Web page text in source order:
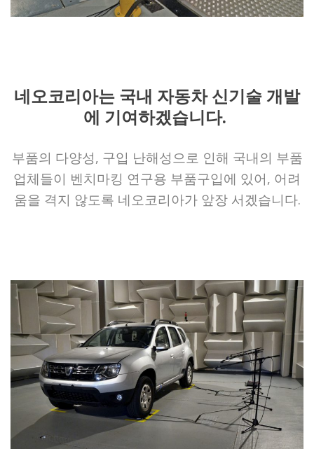
네오코리아는 국내 자동차 신기술 개발
에 기여하겠습니다.
부품의 다양성, 구입 난해성으로 인해 국내의 부품
업체들이 벤치마킹 연구용 부품구입에 있어, 어려
움을 격지 않도록 네오코리아가 앞장 서겠습니다.